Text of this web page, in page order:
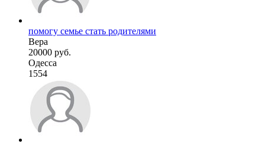
помогу семье стать родителями
Вера
20000 руб.
Одесса
1554